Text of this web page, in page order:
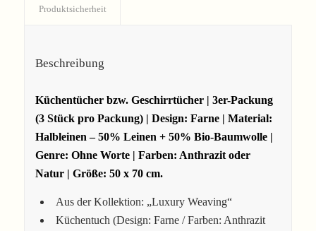
Produktsicherheit
Beschreibung
Küchentücher bzw. Geschirrtücher | 3er-Packung
(3 Stück pro Packung) | Design: Farne | Material:
Halbleinen – 50% Leinen + 50% Bio-Baumwolle |
Genre: Ohne Worte | Farben: Anthrazit oder
Natur | Größe: 50 x 70 cm.
Aus der Kollektion: „Luxury Weaving“
Küchentuch (Design: Farne / Farben: Anthrazit